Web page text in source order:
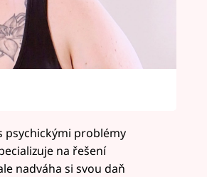
psychickými problémy
na řešení
nadváha si svou daň